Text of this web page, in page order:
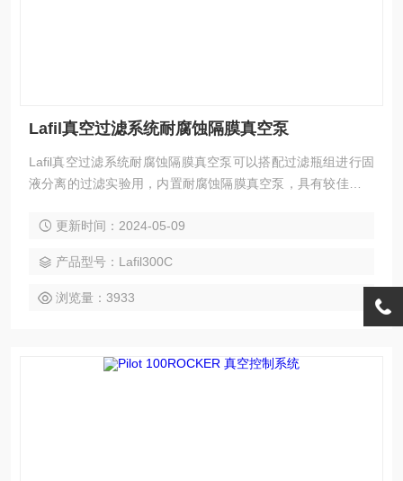
Lafil真空过滤系统耐腐蚀隔膜真空泵
Lafil真空过滤系统耐腐蚀隔膜真空泵可以搭配过滤瓶组进行固
液分离的过滤实验用，内置耐腐蚀隔膜真空泵，具有较佳可以
更新时间：2024-05-09
产品型号：Lafil300C
浏览量：3933